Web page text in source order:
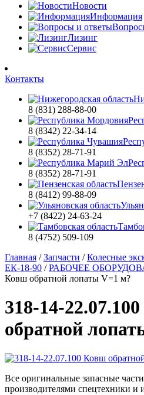
Новости
Информация
Лизинг
Сервис
Контакты
8 (831) 288-88-00
8 (8342) 22-34-14
8 (8352) 28-71-91
8 (8352) 28-71-91
8 (8412) 99-88-09
+7 (8422) 24-63-24
8 (4752) 509-109
Главная /Запчасти /Колесные
ЕК-18-90 /РАБОЧЕЕ
Ковш обратной лопаты V=1 м?
318-14-
обратной
Все оригинальные запасные
производителями спецтехники